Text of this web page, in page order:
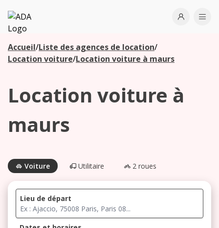
ADA
Open
Accueil/Liste des agences de location/
Location voiture/Location voiture à maurs
Location voiture à
maurs
Voiture Utilitaire 2 roues
Lieu de départ
Les
agences à
votre
agences à
proximité